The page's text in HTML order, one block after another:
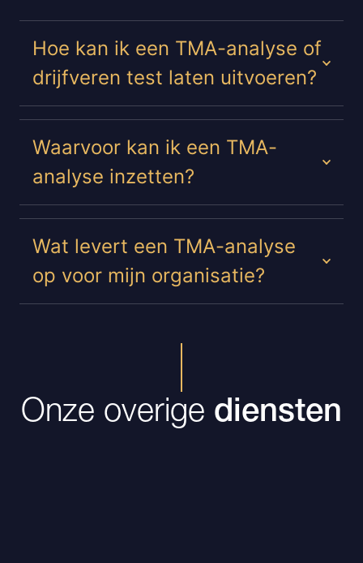
Hoe kan ik een TMA-analyse of
drijfveren test laten uitvoeren?
Waarvoor kan ik een TMA-
analyse inzetten?
Wat levert een TMA-analyse
op voor mijn organisatie?
Onze overige diensten